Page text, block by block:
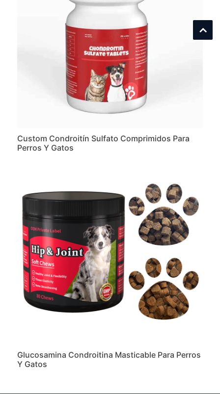
Custom Condroitín Sulfato Comprimidos Para
Perros Y Gatos
Glucosamina Condroitina Masticable Para Perros
Y Gatos